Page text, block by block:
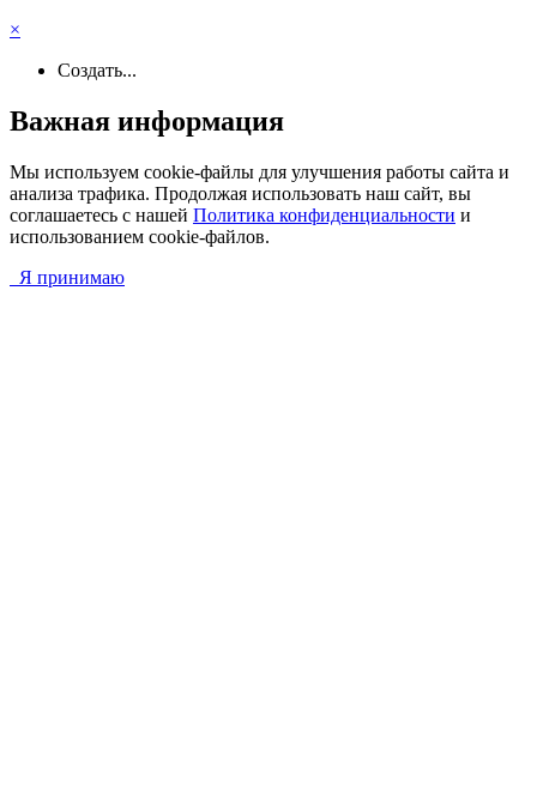
×
Создать...
Важная информация
Мы используем cookie-файлы для улучшения работы сайта и
анализа трафика. Продолжая использовать наш сайт, вы
соглашаетесь с нашей Политика конфиденциальности и
использованием cookie-файлов.
Я принимаю